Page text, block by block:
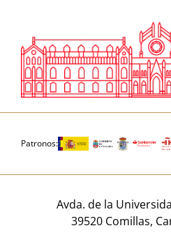
Patronos:
Avda. de la
39520 Comillas,